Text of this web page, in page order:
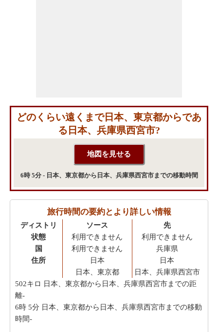
どのくらい遠くまで日本、東京都からであ
る日本、兵庫県西宮市?
6時 5分 - 日本、東京都から日本、兵庫県西宮市までの移動時間
旅行時間の要約とより詳しい情報
ディストリ
状態
国
住所
ソース
利用できません
利用できません
日本
日本、東京都
先
利用できません
兵庫県
日本
日本、兵庫県西宮市
502キロ 日本、東京都から日本、兵庫県西宮市までの距
離-
6時 5分 日本、東京都から日本、兵庫県西宮市までの移動
時間-